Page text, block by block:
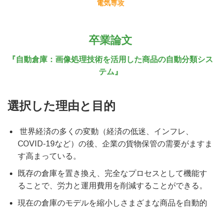
電気専攻
卒業論文
『自動倉庫：画像処理技術を活用した商品の自動分類シス
テム』
選択した理由と目的
世界経済の多くの変動（経済の低迷、インフレ、
COVID-19など）の後、企業の貨物保管の需要がますま
す高まっている。
既存の倉庫を置き換え、完全なプロセスとして機能す
ることで、労力と運用費用を削減することができる。
現在の倉庫のモデルを縮小しさまざまな商品を自動的